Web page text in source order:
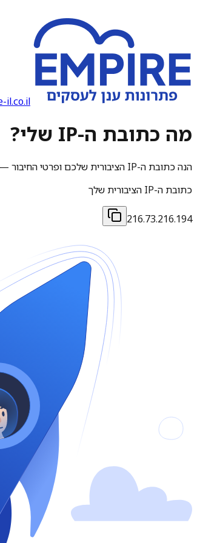
il.co.il
מה כתובת ה-IP שלי?
הנה כתובת ה-IP הציבורית שלכם ופרטי החיבור — בזמן אמת.
כתובת ה-IP הציבורית שלך
216.73.216.194